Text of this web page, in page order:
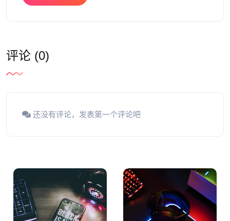
评论 (0)
还没有评论，发表第一个评论吧